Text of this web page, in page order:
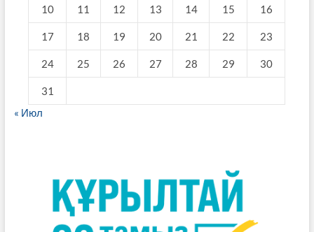
10 11 12 13 14 15 16
17 18 19 20 21 22 23
24 25 26 27 28 29 30
31
« Июл